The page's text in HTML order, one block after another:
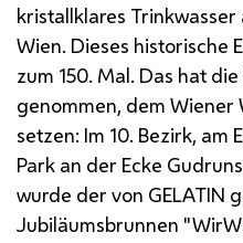
kristallklares
Wien. Dieses historische
zum 150. Mal. Das hat
genommen, dem Wiener
setzen: Im 10. Bezirk, am
Park an der Ecke
wurde der von GELATIN
Jubiläumsbrunnen